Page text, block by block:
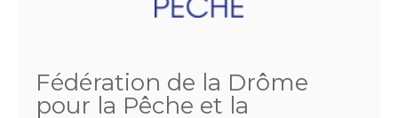
Fédération de la Drôme
pour la Pêche et la